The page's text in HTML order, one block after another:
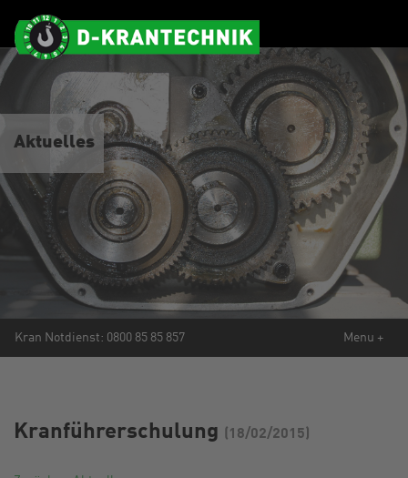
Aktuelles
Kran Notdienst: 0800 85 85 857
Mobile
Navigation
Menu +
Kranführerschulung (18/02/2015)